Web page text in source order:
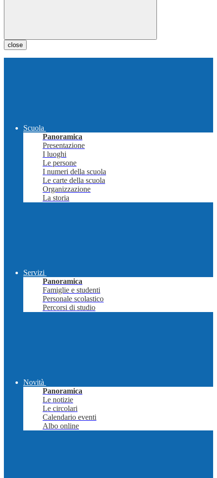
close
Scuola
Panoramica
Presentazione
I luoghi
Le persone
I numeri della scuola
Le carte della scuola
Organizzazione
La storia
Servizi
Panoramica
Famiglie e studenti
Personale scolastico
Percorsi di studio
Novità
Panoramica
Le notizie
Le circolari
Calendario eventi
Albo online